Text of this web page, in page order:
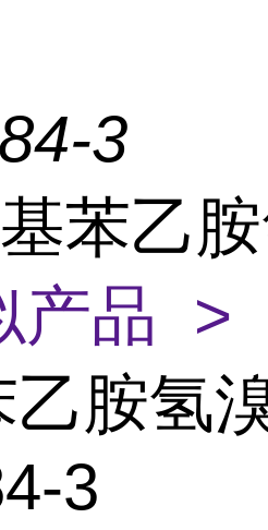
3
苯乙
产品 >
胺氢
3